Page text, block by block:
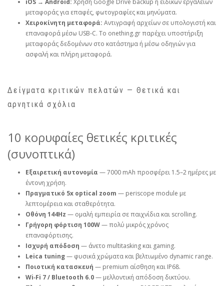
μεταφοράς για επαφές, φωτογραφίες και μηνύματα.
Χειροκίνητη μεταφορά: Αντιγραφή αρχείων σε υπολογιστή και
επαναφορά μέσω USB‑C. Το onething.gr παρέχει υποστήριξη
μεταφοράς δεδομένων στο κατάστημα ή μέσω οδηγιών για
ασφαλή και πλήρη μεταφορά.
Δείγματα κριτικών πελατών — Θετικά και
αρνητικά σχόλια
10 κορυφαίες θετικές κριτικές
(συνοπτικά)
Εξαιρετική αυτονομία — 7000 mAh προσφέρει 1.5–2 ημέρες με
έντονη χρήση.
Πραγματικό 5x optical zoom — periscope module με
λεπτομέρεια και σταθερότητα.
Οθόνη 144Hz — ομαλή εμπειρία σε παιχνίδια και scrolling.
Γρήγορη φόρτιση 100W— πολύ μικρός χρόνος
επαναφόρτισης.
Ισχυρή απόδοση — άνετο multitasking και gaming.
Leica tuning— φυσικά χρώματα και βελτιωμένο dynamic range.
Ποιοτική κατασκευή — premium αίσθηση και IP68.
Wi‑Fi 7 / Bluetooth 6.0— μελλοντική απόδοση δικτύου.